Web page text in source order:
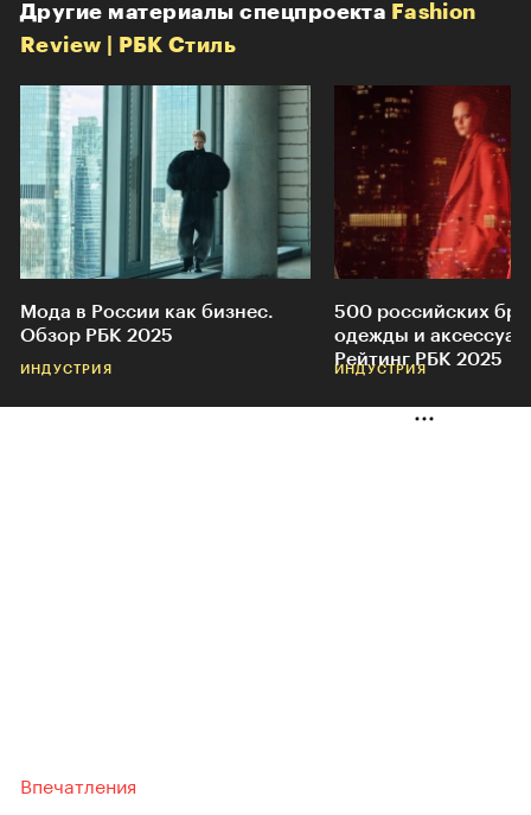
Другие материалы спецпроекта Fashion
Review | РБК Стиль
Мода в России как бизнес.
Обзор РБК 2025
ИНДУСТРИЯ
500 российских
одежды и
Рейтинг РБК 2025
ИНДУСТРИЯ
Впечатления